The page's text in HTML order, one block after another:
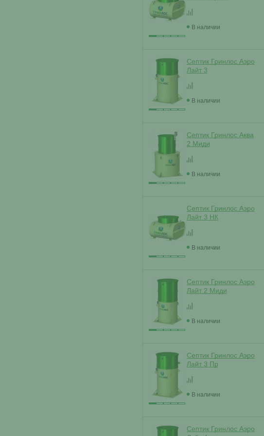
В наличии
Септик Гринлос Аэро
Лайт 3
В наличии
Септик Гринлос Аква
2 Миди
В наличии
Септик Гринлос Аэро
Лайт 3 НК
В наличии
Септик Гринлос Аэро
Лайт 2 Миди
В наличии
Септик Гринлос Аэро
Лайт 3 Пр
В наличии
Септик Гринлос Аэро